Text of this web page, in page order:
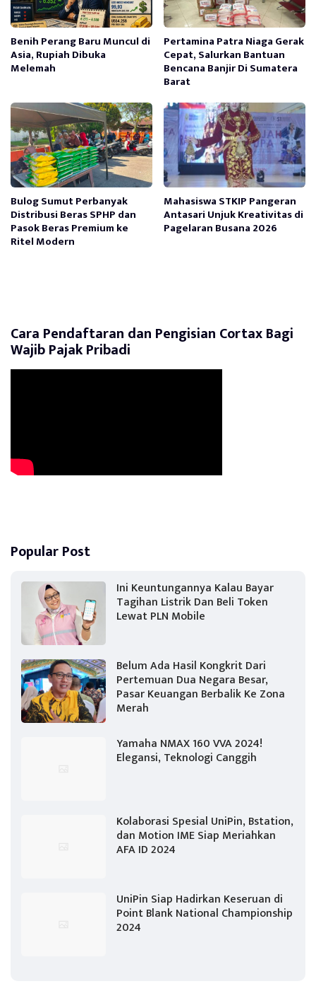
Benih Perang Baru Muncul di
Asia, Rupiah Dibuka
Melemah
Pertamina Patra Niaga Gerak
Cepat, Salurkan Bantuan
Bencana Banjir Di Sumatera
Barat
Bulog Sumut Perbanyak
Distribusi Beras SPHP dan
Pasok Beras Premium ke
Ritel Modern
Mahasiswa STKIP Pangeran
Antasari Unjuk Kreativitas di
Pagelaran Busana 2026
Cara Pendaftaran dan Pengisian Cortax Bagi
Wajib Pajak Pribadi
Popular Post
Ini Keuntungannya Kalau Bayar
Tagihan Listrik Dan Beli Token
Lewat PLN Mobile
Belum Ada Hasil Kongkrit Dari
Pertemuan Dua Negara Besar,
Pasar Keuangan Berbalik Ke Zona
Merah
Yamaha NMAX 160 VVA 2024!
Elegansi, Teknologi Canggih
Kolaborasi Spesial UniPin, Bstation,
dan Motion IME Siap Meriahkan
AFA ID 2024
UniPin Siap Hadirkan Keseruan di
Point Blank National Championship
2024